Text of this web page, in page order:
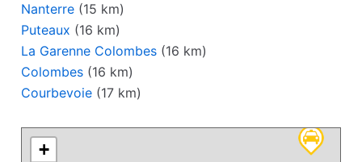
Nanterre (15 km)
Puteaux (16 km)
La Garenne Colombes (16 km)
Colombes (16 km)
Courbevoie (17 km)
+